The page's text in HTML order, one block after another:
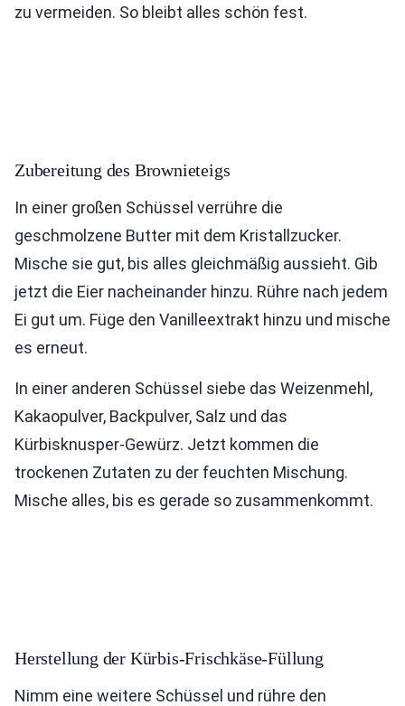
zu vermeiden. So bleibt alles schön fest.
Zubereitung des Brownieteigs
In einer großen Schüssel verrühre die
geschmolzene Butter mit dem Kristallzucker.
Mische sie gut, bis alles gleichmäßig aussieht. Gib
jetzt die Eier nacheinander hinzu. Rühre nach jedem
Ei gut um. Füge den Vanilleextrakt hinzu und mische
es erneut.
In einer anderen Schüssel siebe das Weizenmehl,
Kakaopulver, Backpulver, Salz und das
Kürbisknusper-Gewürz. Jetzt kommen die
trockenen Zutaten zu der feuchten Mischung.
Mische alles, bis es gerade so zusammenkommt.
Herstellung der Kürbis-Frischkäse-Füllung
Nimm eine weitere Schüssel und rühre den